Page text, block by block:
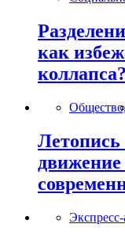
как
коллапса?
Летопись